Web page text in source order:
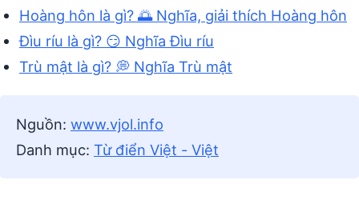
Hoàng hôn là gì? 🌅 Nghĩa, giải thích Hoàng hôn
Đìu ríu là gì? 😏 Nghĩa Đìu ríu
Trù mật là gì? 💭 Nghĩa Trù mật
Nguồn: www.vjol.info
Danh mục: Từ điển Việt - Việt